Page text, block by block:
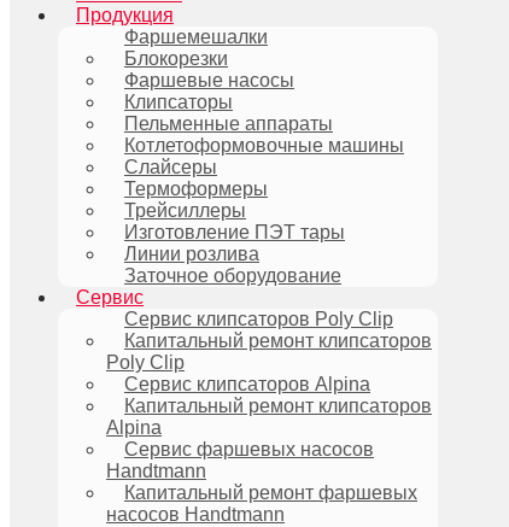
Продукция
Фаршемешалки
Блокорезки
Фаршевые насосы
Клипсаторы
Пельменные аппараты
Котлетоформовочные машины
Слайсеры
Термоформеры
Трейсиллеры
Изготовление ПЭТ тары
Линии розлива
Заточное оборудование
Сервис
Сервис клипсаторов Poly Clip
Капитальный ремонт клипсаторов
Poly Clip
Сервис клипсаторов Alpina
Капитальный ремонт клипсаторов
Alpina
Сервис фаршевых насосов
Handtmann
Капитальный ремонт фаршевых
насосов Handtmann